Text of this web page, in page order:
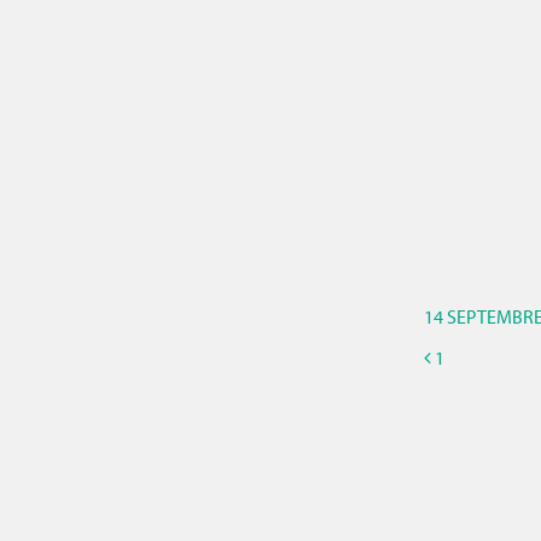
14
1